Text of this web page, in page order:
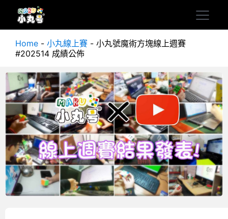
Home - 小丸線上賽 - 小丸號魔術方塊線上週賽
#202514 成績公佈